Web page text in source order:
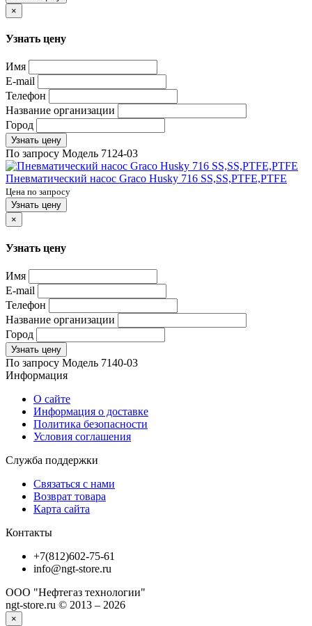
×
Узнать цену
Имя
E-mail
Телефон
Название организации
Город
Узнать цену
По запросу Модель 7124-03
Пневматический насос Graco Husky 716 SS,SS,PTFE,PTFE
Цена по запросу
Узнать цену
×
Узнать цену
Имя
E-mail
Телефон
Название организации
Город
Узнать цену
По запросу Модель 7140-03
Информация
О сайте
Информация о доставке
Политика безопасности
Условия соглашения
Служба поддержки
Связаться с нами
Возврат товара
Карта сайта
Контакты
+7(812)602-75-61
info@ngt-store.ru
ООО "Нефтегаз технологии"
ngt-store.ru © 2013 – 2026
×